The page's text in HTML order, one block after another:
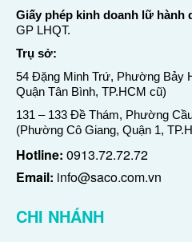
Giấy phép kinh doanh lữ hành
GP LHQT.
Trụ sở:
54 Đặng Minh Trứ, Phường Bảy
Quận Tân Bình, TP.HCM cũ)
131 – 133 Đề Thám, Phường
(Phường Cô Giang, Quận 1,
Hotline: 0913.72.72.72
Email: info@saco.com.vn
CHI NHÁNH